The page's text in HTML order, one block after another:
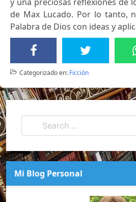
de Max Lucado. Por lo tanto,
Palabra de Dios con ideas y
Categorizado en: Ficción
Mi Blog Personal